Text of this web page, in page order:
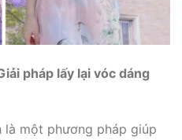
pháp lấy lại vóc dáng
là một phương pháp giúp